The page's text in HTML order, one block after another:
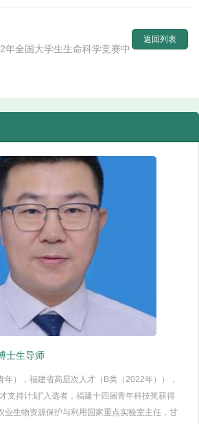
全国大学生生命科学竞赛中
返回列表
士生导师
年），福建省高层次人才（B类（2022年）），
支持计划”入选者，福建十四届青年科技奖获得
业生物资源保护与利用国家重点实验室主任，甘